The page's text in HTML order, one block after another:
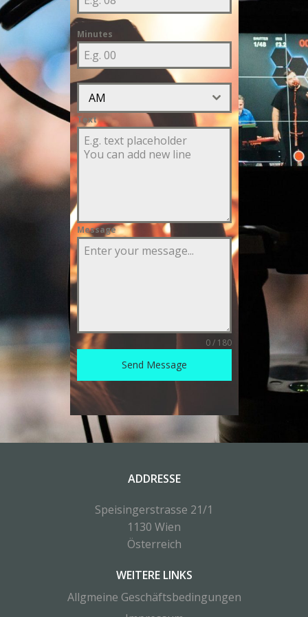
Minutes
AM
Text
Message
0 / 180
Send Message
ADDRESSE
Speisingerstrasse 21/1
1130 Wien
Österreich
WEITERE LINKS
Allgmeine Geschäftsbedingungen